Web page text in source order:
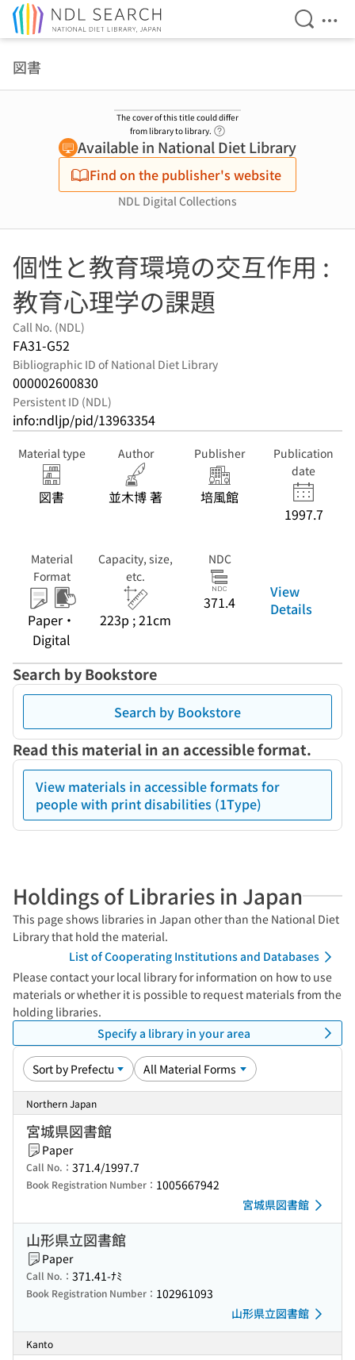
Open
図書
The cover of this title could differ
from library to library.
Available in National Diet Library
Find on the publisher's website
NDL Digital Collections
個性と教育環境の交互作用 :
教育心理学の課題
Call No. (NDL)
FA31-G52
Bibliographic ID of National Diet Library
000002600830
Persistent ID (NDL)
info:ndljp/pid/13963354
Material type
図書
Author
並木博 著
Publisher
培風館
Publication
date
1997.7
Material
Format
Paper・
Digital
Capacity, size,
etc.
223p ; 21cm
NDC
371.4
View
Details
Search by Bookstore
Search by Bookstore
Read this material in an accessible format.
View materials in accessible formats for
people with print disabilities (1Type)
Holdings of Libraries in Japan
This page shows libraries in Japan other than the National Diet
Library that hold the material.
List of Cooperating Institutions and Databases
Please contact your local library for information on how to use
materials or whether it is possible to request materials from the
holding libraries.
Specify a library in your area
Northern Japan
宮城県図書館
Paper
Call No.： 371.4/1997.7
Book Registration Number： 1005667942
宮城県図書館
山形県立図書館
Paper
Call No.： 371.41-ﾅﾐ
Book Registration Number： 102961093
山形県立図書館
Kanto